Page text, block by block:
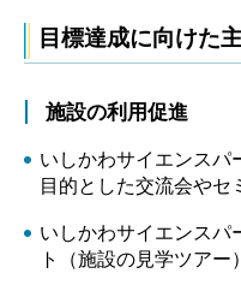
目標達成に向けた
施設の利用促進
いしかわサイエンスパ
目的とした交流会やセ
いしかわサイエンスパ
ト（施設の見学ツアー